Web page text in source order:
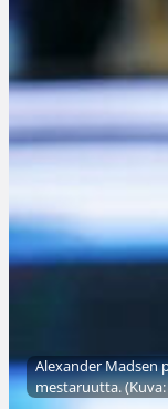
Alexander Madsen
mestaruutta.